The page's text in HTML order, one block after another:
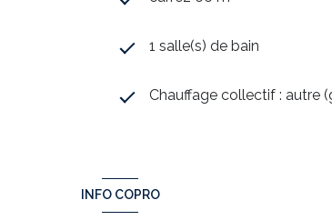
1 salle(s) de bain
Chauffage collectif : autre
INFO COPRO